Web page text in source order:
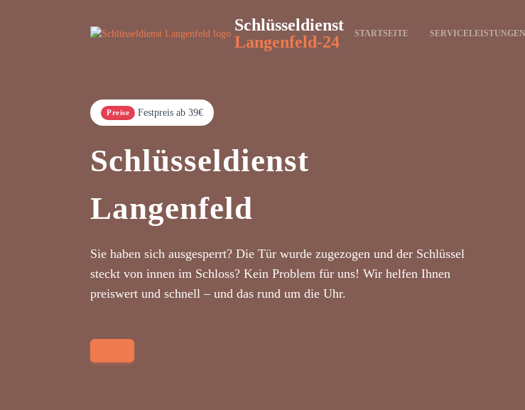
Schlüsseldienst
Langenfeld-24
STARTSEITE SERVICELEISTUNGEN
Preise Festpreis ab 39€
Schlüsseldienst
Langenfeld
Sie haben sich ausgesperrt? Die Tür wurde zugezogen und der Schlüssel
steckt von innen im Schloss? Kein Problem für uns! Wir helfen Ihnen
preiswert und schnell – und das rund um die Uhr.